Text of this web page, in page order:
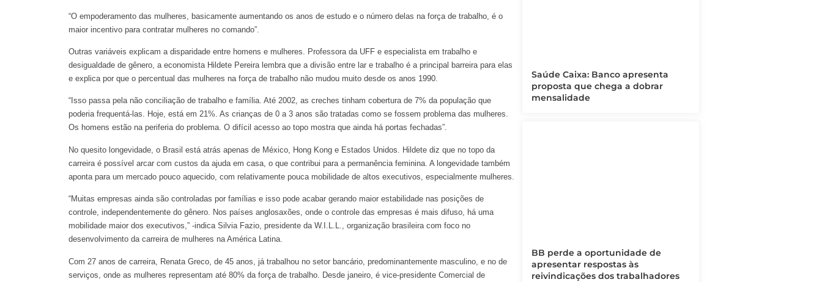
“O empoderamento das mulheres, basicamente aumentando os anos de estudo e o número delas na força de trabalho, é o
maior incentivo para contratar mulheres no comando”.
Outras variáveis explicam a disparidade entre homens e mulheres. Professora da UFF e especialista em trabalho e
desigualdade de gênero, a economista Hildete Pereira lembra que a divisão entre lar e trabalho é a principal barreira para elas
e explica por que o percentual das mulheres na força de trabalho não mudou muito desde os anos 1990.
“Isso passa pela não conciliação de trabalho e família. Até 2002, as creches tinham cobertura de 7% da população que
poderia frequentá-las. Hoje, está em 21%. As crianças de 0 a 3 anos são tratadas como se fossem problema das mulheres.
Os homens estão na periferia do problema. O difícil acesso ao topo mostra que ainda há portas fechadas”.
No quesito longevidade, o Brasil está atrás apenas de México, Hong Kong e Estados Unidos. Hildete diz que no topo da
carreira é possível arcar com custos da ajuda em casa, o que contribui para a permanência feminina. A longevidade também
aponta para um mercado pouco aquecido, com relativamente pouca mobilidade de altos executivos, especialmente mulheres.
“Muitas empresas ainda são controladas por famílias e isso pode acabar gerando maior estabilidade nas posições de
controle, independentemente do gênero. Nos países anglosaxões, onde o controle das empresas é mais difuso, há uma
mobilidade maior dos executivos,” -indica Silvia Fazio, presidente da W.I.L.L., organização brasileira com foco no
desenvolvimento da carreira de mulheres na América Latina.
Com 27 anos de carreira, Renata Greco, de 45 anos, já trabalhou no setor bancário, predominantemente masculino, e no de
serviços, onde as mulheres representam até 80% da força de trabalho. Desde janeiro, é vice-presidente Comercial de
Saúde Caixa: Banco apresenta
proposta que chega a dobrar
mensalidade
BB perde a oportunidade de
apresentar respostas às
reivindicações dos trabalhadores